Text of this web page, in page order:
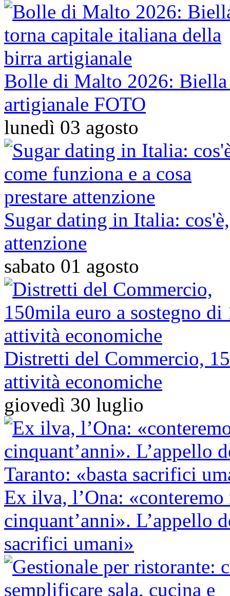
Bolle di Malto 2026:
artigianale FOTO
lunedì 03 agosto
Sugar dating in Italia:
attenzione
sabato 01 agosto
Distretti del Commercio,
attività economiche
giovedì 30 luglio
Ex ilva, l’Ona:
cinquant’anni». L’appello
sacrifici umani»